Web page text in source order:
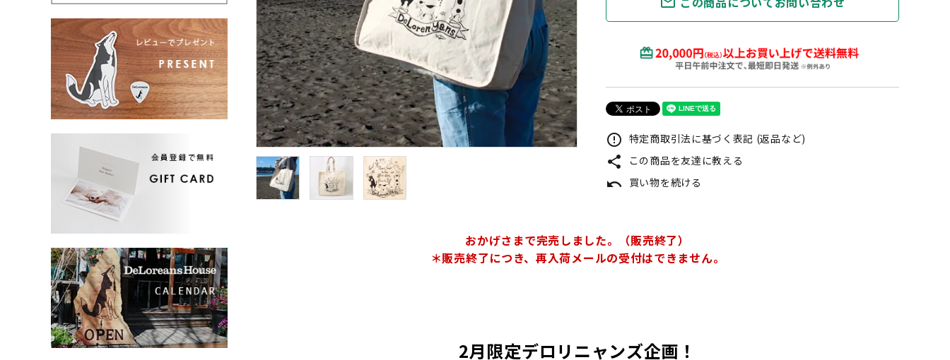
error_outline 特定商取引法に基づく表記 (返品など)
share この商品を友達に教える
undo 買い物を続ける
おかげさまで完売しました。（販売終了）
＊販売終了につき、再入荷メールの受付はできません。
2月限定デロリニャンズ企画！